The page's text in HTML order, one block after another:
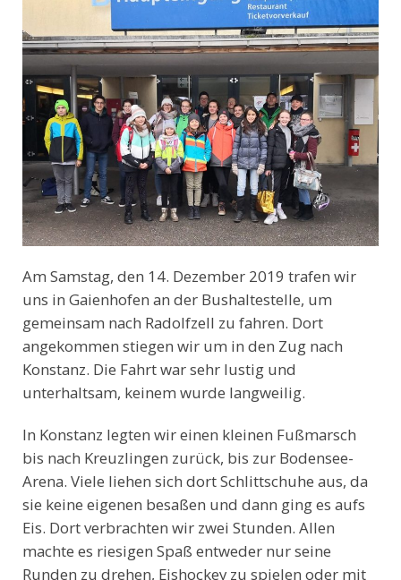
Am Samstag, den 14. Dezember 2019 trafen wir
uns in Gaienhofen an der Bushaltestelle, um
gemeinsam nach Radolfzell zu fahren. Dort
angekommen stiegen wir um in den Zug nach
Konstanz. Die Fahrt war sehr lustig und
unterhaltsam, keinem wurde langweilig.
In Konstanz legten wir einen kleinen Fußmarsch
bis nach Kreuzlingen zurück, bis zur Bodensee-
Arena. Viele liehen sich dort Schlittschuhe aus, da
sie keine eigenen besaßen und dann ging es aufs
Eis. Dort verbrachten wir zwei Stunden. Allen
machte es riesigen Spaß entweder nur seine
Runden zu drehen, Eishockey zu spielen oder mit